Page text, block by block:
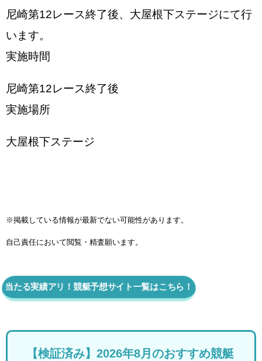
尼崎第12レース終了後、大屋根下ステージにて行
います。
実施時間
尼崎第12レース終了後
実施場所
大屋根下ステージ
※掲載している情報が最新でない可能性があります。
自己責任において閲覧・精査願います。
当たる実績アリ！競艇予想サイト一覧はこちら！
【検証済み】2026年8月のおすすめ競艇